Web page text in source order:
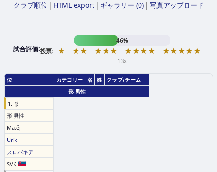
クラブ順位 | HTML export | ギャラリー (0) | 写真アップロード
試合評価:
46%
投票:
★ ★★ ★★★ ★★★★ ★★★★★
13x
位 カテゴリー 名 姓
クラブ/チーム
形 男性
1. 🥇
形 男性
Matěj
Urík
スロバキア
SVK